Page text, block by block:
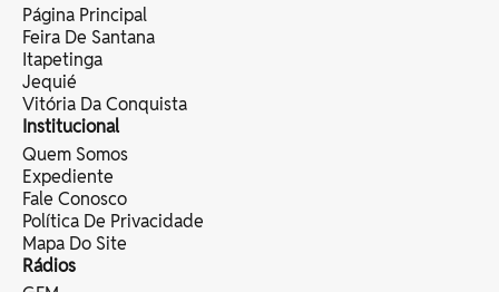
Página Principal
Feira De Santana
Itapetinga
Jequié
Vitória Da Conquista
Institucional
Quem Somos
Expediente
Fale Conosco
Política De Privacidade
Mapa Do Site
Rádios